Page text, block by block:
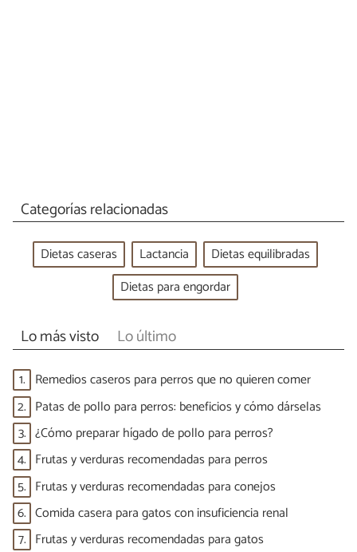
Categorías relacionadas
Dietas caseras Lactancia
Dietas equilibradas
Dietas para engordar
Lo más visto Lo último
1. Remedios caseros para perros que no quieren comer
2. Patas de pollo para perros: beneficios y cómo dárselas
3. ¿Cómo preparar hígado de pollo para perros?
4. Frutas y verduras recomendadas para perros
5. Frutas y verduras recomendadas para conejos
6. Comida casera para gatos con insuficiencia renal
7. Frutas y verduras recomendadas para gatos